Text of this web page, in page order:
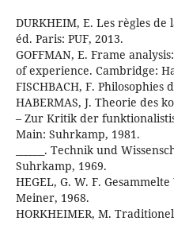
DURKHEIM, E. Les règles
éd. Paris: PUF, 2013.
GOFFMAN, E. Frame
of experience. Cambridge:
FISCHBACH, F. Philosophies
HABERMAS, J. Theorie des
– Zur Kritik der
Main: Suhrkamp, 1981.
______. Technik und
Suhrkamp, 1969.
HEGEL, G. W. F.
Meiner, 1968.
HORKHEIMER, M.